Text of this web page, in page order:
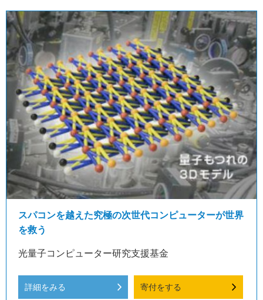
スパコンを越えた究極の次世代コンピューターが世界
を救う
光量子コンピューター研究支援基金
詳細をみる 寄付をする